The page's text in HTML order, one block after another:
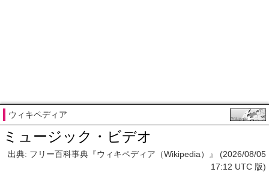
ウィキペディア
ミュージック・ビデオ
出典: フリー百科事典『ウィキペディア（Wikipedia）』 (2026/08/05
17:12 UTC 版)